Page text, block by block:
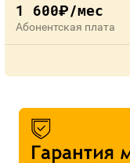
1 600руб./мес
Абонентская плата